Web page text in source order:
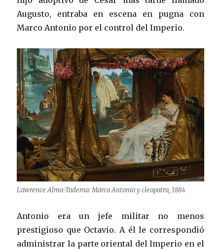
Augusto, entraba en escena en pugna con
Marco Antonio por el control del Imperio.
Lawrence Alma-Tadema: Marco Antonio y cleopatra, 1884
Antonio era un jefe militar no menos
prestigioso que Octavio. A él le correspondió
administrar la parte oriental del Imperio en el